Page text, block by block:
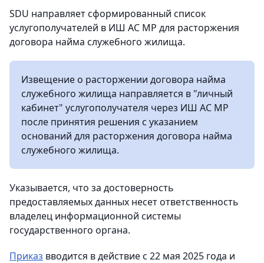
SDU направляет сформированный список
услугополучателей в ИШ АС МР для расторжения
договора найма служебного жилища.
Извещение о расторжении договора найма
служебного жилища направляется в "личный
кабинет" услугополучателя через ИШ АС МР
после принятия решения с указанием
оснований для расторжения договора найма
служебного жилища.
Указывается, что за достоверность
предоставляемых данных несет ответственность
владелец информационной системы
государственного органа.
Приказ вводится в действие с 22 мая 2025 года и